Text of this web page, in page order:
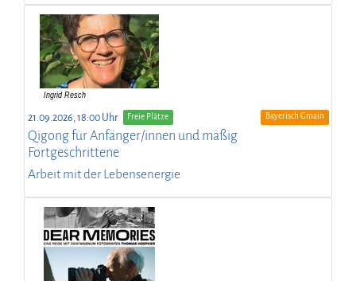
21.09.2026, 18:00 Uhr Freie Plätze Bayerisch Gmain
Qigong für Anfänger/innen und mäßig
Fortgeschrittene
Arbeit mit der Lebensenergie